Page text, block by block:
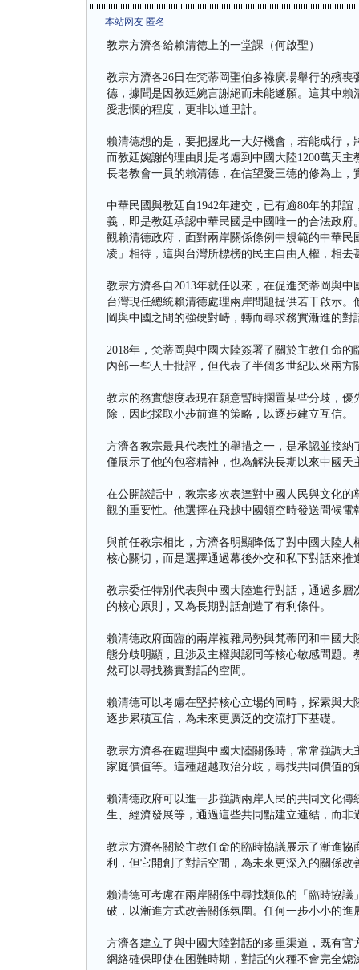
本站网友 匿名
教宗方濟各給賴清德上的一堂課（何啟聖）
教宗方濟各26日在梵蒂岡聖伯多祿廣場舉行的殯
德，據聞是因教廷婉言謝絕而未能遂願。這其中
愛悲憫的程度，更非以道里計。
賴清德想的是，要把握此一大好機會，若能成行
而教廷婉謝的理由則是考慮到中國大陸1200萬天
長老教會一員的賴清德，在信望愛三德的修為上，
中華民國與教廷自1942年建交，已有逾80年的邦
義，即是教廷承認中華民國是中國唯一的合法政
觀賴清德政府，面對兩岸關係條例中規範的中華
凌」相待，這與台灣所標榜的民主自由人權，相去
教宗方濟各自2013年就任以來，在促進梵蒂岡與
台灣現任總統賴清德處理兩岸問題提供若干啟示
岡與中國之間的強硬對峙，轉而尋求務實漸進的對
2018年，梵蒂岡與中國大陸簽署了關於主教任命
內部一些人士批評，但代表了半個多世紀以來兩方
教宗的務實態度表現在願意暫時擱置某些分歧，
除，因此採取小步前進的策略，以逐步建立互信。
方濟各教宗最具代表性的舉措之一，是承認並接
僅展示了他的包容精神，也為解決長期以來中國
在公開談話中，教宗多次表達對中國人民與文化
觀的重要性。他選擇在飛越中國領空時發送問候
與前任教宗相比，方濟各明顯降低了對中國大陸
核心關切，而是選擇通過幕後外交和私下對話來
教宗委任特別代表與中國大陸進行對話，通過多
的核心原則，又為長期對話創造了有利條件。
賴清德政府面臨的兩岸複雜局勢與梵蒂岡和中國
態分歧明顯，且涉及主權與認同等核心敏感問題
然可以尋找務實對話的空間。
賴清德可以考慮在堅持核心立場的同時，探索與
逐步累積互信，為未來更廣泛的交流打下基礎。
教宗方濟各在處理與中國大陸關係時，常常強調
家庭價值等。這種超越政治分歧，尋找共同價值的
賴清德政府可以進一步強調兩岸人民的共同文化
生、經濟發展等，通過這些共同點建立連結，而非
教宗方濟各關於主教任命的臨時協議展示了漸進
利，但它開創了對話空間，為未來更深入的關係改
賴清德可考慮在兩岸關係中尋找類似的「臨時協
破，以漸進方式改善關係氛圍。任何一步小小的
方濟各建立了與中國大陸對話的多重渠道，既有
網絡確保即使在困難時期，對話的火種不會完全熄